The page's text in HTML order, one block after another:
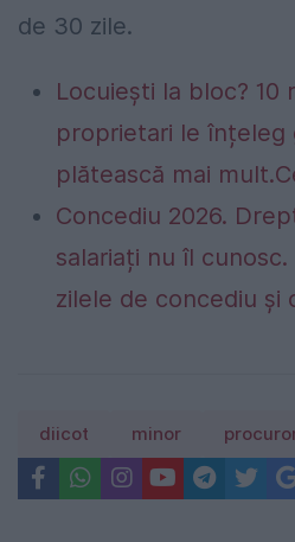
de 30 zile.
Locuiești la bloc?
proprietari le înțeleg
plătească mai
Concediu 2026.
salariați nu îl
zilele de concediu și
diicot minor